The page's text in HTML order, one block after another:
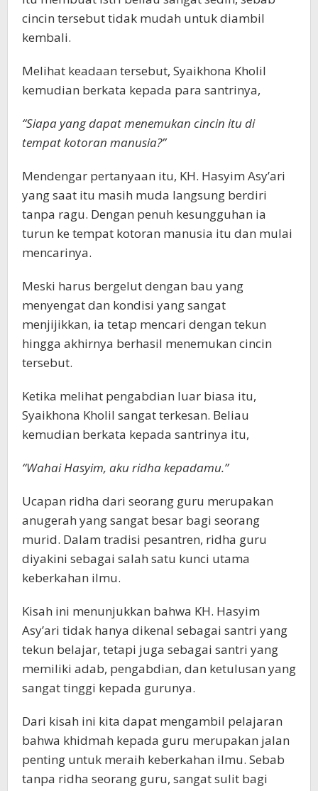
cincin tersebut tidak mudah untuk diambil
kembali.
Melihat keadaan tersebut, Syaikhona Kholil
kemudian berkata kepada para santrinya,
“Siapa yang dapat menemukan cincin itu di
tempat kotoran manusia?”
Mendengar pertanyaan itu, KH. Hasyim Asy’ari
yang saat itu masih muda langsung berdiri
tanpa ragu. Dengan penuh kesungguhan ia
turun ke tempat kotoran manusia itu dan mulai
mencarinya.
Meski harus bergelut dengan bau yang
menyengat dan kondisi yang sangat
menjijikkan, ia tetap mencari dengan tekun
hingga akhirnya berhasil menemukan cincin
tersebut.
Ketika melihat pengabdian luar biasa itu,
Syaikhona Kholil sangat terkesan. Beliau
kemudian berkata kepada santrinya itu,
“Wahai Hasyim, aku ridha kepadamu.”
Ucapan ridha dari seorang guru merupakan
anugerah yang sangat besar bagi seorang
murid. Dalam tradisi pesantren, ridha guru
diyakini sebagai salah satu kunci utama
keberkahan ilmu.
Kisah ini menunjukkan bahwa KH. Hasyim
Asy’ari tidak hanya dikenal sebagai santri yang
tekun belajar, tetapi juga sebagai santri yang
memiliki adab, pengabdian, dan ketulusan yang
sangat tinggi kepada gurunya.
Dari kisah ini kita dapat mengambil pelajaran
bahwa khidmah kepada guru merupakan jalan
penting untuk meraih keberkahan ilmu. Sebab
tanpa ridha seorang guru, sangat sulit bagi